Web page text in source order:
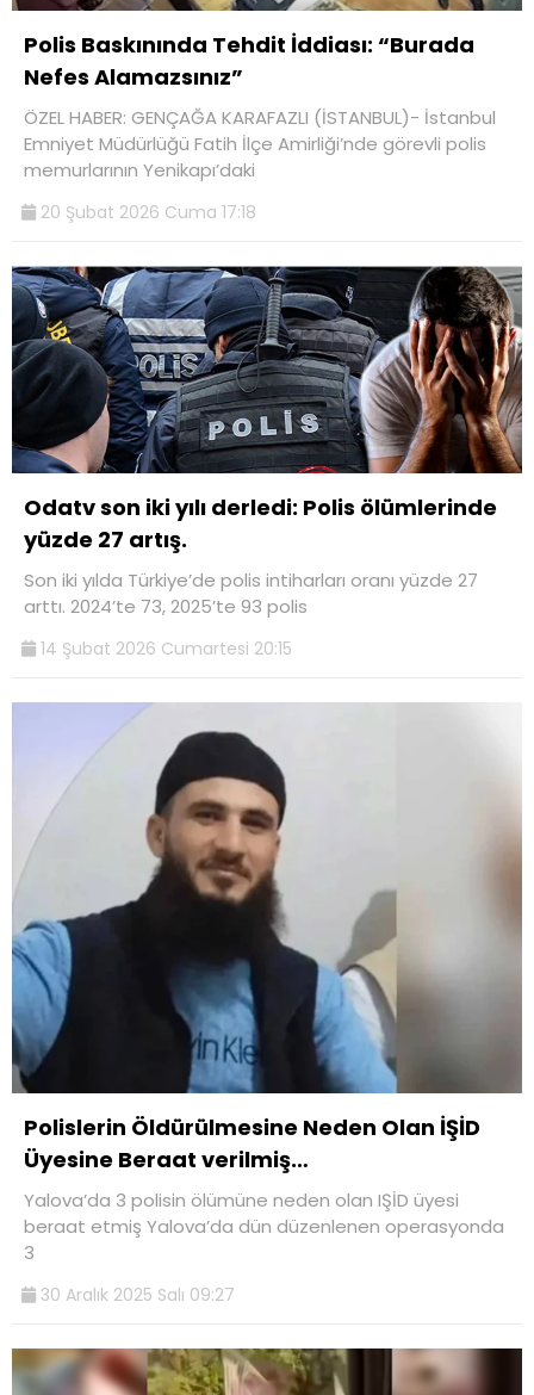
Polis Baskınında Tehdit İddiası: “Burada
Nefes Alamazsınız”
ÖZEL HABER: GENÇAĞA KARAFAZLI (İSTANBUL)- İstanbul
Emniyet Müdürlüğü Fatih İlçe Amirliği’nde görevli polis
memurlarının Yenikapı’daki
20 Şubat 2026 Cuma 17:18
Odatv son iki yılı derledi: Polis ölümlerinde
yüzde 27 artış.
Son iki yılda Türkiye’de polis intiharları oranı yüzde 27
arttı. 2024’te 73, 2025’te 93 polis
14 Şubat 2026 Cumartesi 20:15
Polislerin Öldürülmesine Neden Olan İŞİD
Üyesine Beraat verilmiş…
Yalova’da 3 polisin ölümüne neden olan IŞİD üyesi
beraat etmiş Yalova’da dün düzenlenen operasyonda
3
30 Aralık 2025 Salı 09:27